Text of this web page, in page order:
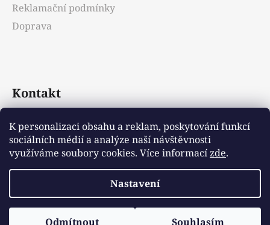
K personalizaci obsahu a reklam, poskytování funkcí
sociálních médií a analýze naší návštěvnosti
využíváme soubory cookies. Více informacízde.
Nastavení
Odmítnout Souhlasím
Reklamační podmínky
Doprava
Kontakt
info@emotys.cz
+421903231812
Vytvořil Shoptet